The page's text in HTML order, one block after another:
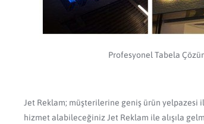
Profesyonel Tabela
Jet Reklam; müşterilerine geniş ürün yelpazesi
hizmet alabileceğiniz Jet Reklam ile alışıla